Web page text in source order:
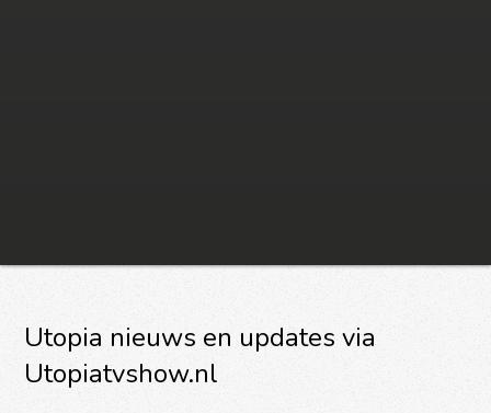
Utopia nieuws en updates via
Utopiatvshow.nl